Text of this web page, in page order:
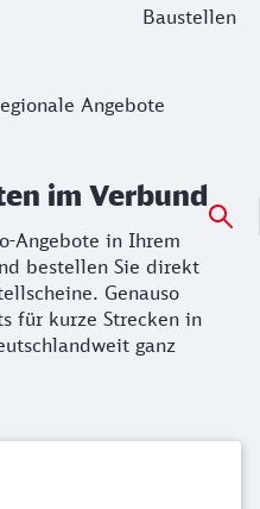
Baustellen
im Verbund
in Ihrem
Angebote
im Verbund
Angebote in Ihrem
bestellen Sie direkt
Genauso
für kurze Strecken in
ganz